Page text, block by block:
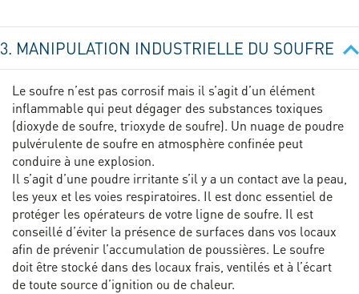
3. MANIPULATION INDUSTRIELLE DU SOUFRE
Le soufre n’est pas corrosif mais il s’agit d’un élément
inflammable qui peut dégager des substances toxiques
(dioxyde de soufre, trioxyde de soufre). Un nuage de poudre
pulvérulente de soufre en atmosphère confinée peut
conduire à une explosion.
Il s’agit d’une poudre irritante s’il y a un contact ave la peau,
les yeux et les voies respiratoires. Il est donc essentiel de
protéger les opérateurs de votre ligne de soufre. Il est
conseillé d’éviter la présence de surfaces dans vos locaux
afin de prévenir l’accumulation de poussières. Le soufre
doit être stocké dans des locaux frais, ventilés et à l’écart
de toute source d’ignition ou de chaleur.